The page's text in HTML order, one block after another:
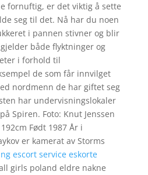
fornuftig, er det viktig å sette
seg til det. Nå har du noen
i pannen stivner og blir
både flyktninger og
i forhold til
de som får innvilget
nordmenn de har giftet seg
har undervisningslokaler
Spiren. Foto: Knut Jenssen
Født 1987 År i
er kamerat av Storms
escort service eskorte
girls poland eldre nakne